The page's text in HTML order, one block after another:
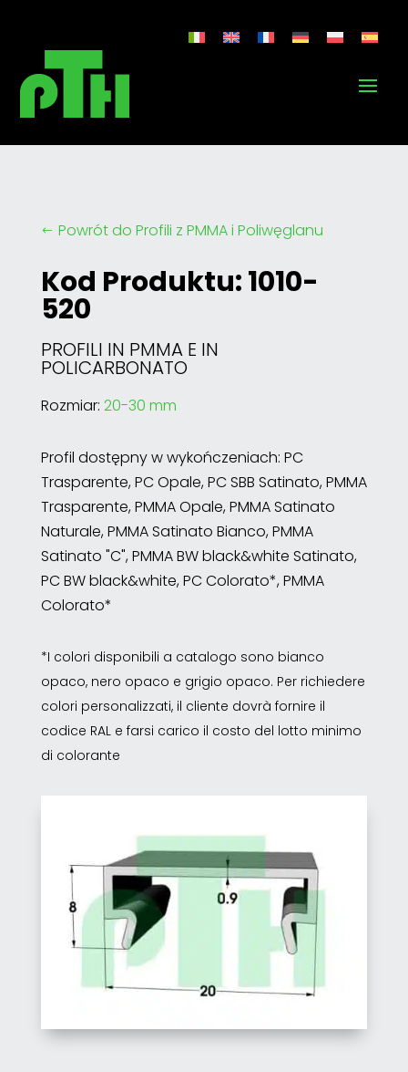
# Powrót do Profili z PMMA i Poliwęglanu
Kod Produktu: 1010-
520
PROFILI IN PMMA E IN
POLICARBONATO
Rozmiar: 20-30 mm
Profil dostępny w wykończeniach: PC
Trasparente, PC Opale, PC SBB Satinato, PMMA
Trasparente, PMMA Opale, PMMA Satinato
Naturale, PMMA Satinato Bianco, PMMA
Satinato "C", PMMA BW black&white Satinato,
PC BW black&white, PC Colorato*, PMMA
Colorato*
*I colori disponibili a catalogo sono bianco
opaco, nero opaco e grigio opaco. Per richiedere
colori personalizzati, il cliente dovrà fornire il
codice RAL e farsi carico il costo del lotto minimo
di colorante